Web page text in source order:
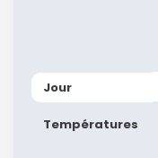
Jour
Températures